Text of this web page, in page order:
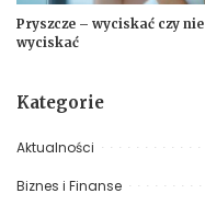
Pryszcze – wyciskać czy nie
wyciskać
Kategorie
Aktualności
Biznes i Finanse